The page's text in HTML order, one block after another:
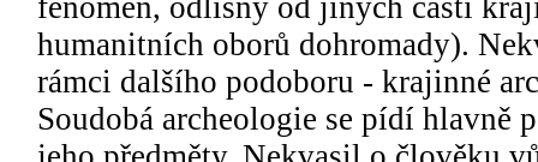
fenomén, odlišný od jiných částí
humanitních oborů dohromady).
rámci dalšího podoboru - krajinné
Soudobá archeologie se pídí hlavně